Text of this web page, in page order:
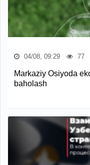
04/08, 09:29 77
Markaziy Osiyoda
baholash